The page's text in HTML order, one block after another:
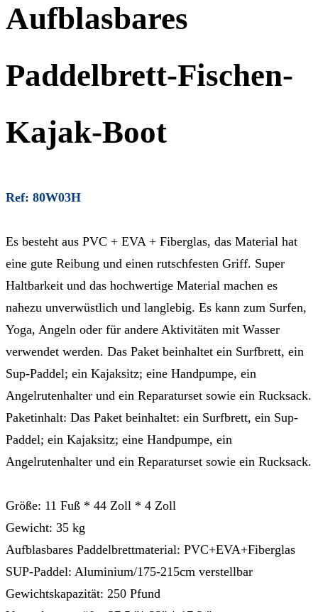
Aufblasbares
Paddelbrett-Fischen-
Kajak-Boot
Ref: 80W03H
Es besteht aus PVC + EVA + Fiberglas, das Material hat
eine gute Reibung und einen rutschfesten Griff. Super
Haltbarkeit und das hochwertige Material machen es
nahezu unverwüstlich und langlebig. Es kann zum Surfen,
Yoga, Angeln oder für andere Aktivitäten mit Wasser
verwendet werden. Das Paket beinhaltet ein Surfbrett, ein
Sup-Paddel; ein Kajaksitz; eine Handpumpe, ein
Angelrutenhalter und ein Reparaturset sowie ein Rucksack.
Paketinhalt: Das Paket beinhaltet: ein Surfbrett, ein Sup-
Paddel; ein Kajaksitz; eine Handpumpe, ein
Angelrutenhalter und ein Reparaturset sowie ein Rucksack.
Größe: 11 Fuß * 44 Zoll * 4 Zoll
Gewicht: 35 kg
Aufblasbares Paddelbrettmaterial: PVC+EVA+Fiberglas
SUP-Paddel: Aluminium/175-215cm verstellbar
Gewichtskapazität: 250 Pfund